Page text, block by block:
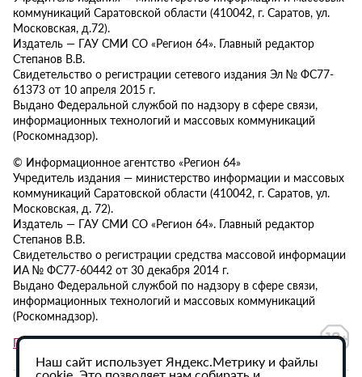
коммуникаций Саратовской области (410042, г. Саратов, ул.
Московская, д.72).
Издатель — ГАУ СМИ СО «Регион 64». Главный редактор
Степанов В.В.
Свидетельство о регистрации сетевого издания Эл № ФС77-
61373 от 10 апреля 2015 г.
Выдано Федеральной службой по надзору в сфере связи,
информационных технологий и массовых коммуникаций
(Роскомнадзор).
© Информационное агентство «Регион 64»
Учредитель издания — министерство информации и массовых
коммуникаций Саратовской области (410042, г. Саратов, ул.
Московская, д. 72).
Издатель — ГАУ СМИ СО «Регион 64». Главный редактор
Степанов В.В.
Свидетельство о регистрации средства массовой информации
ИА № ФС77-60442 от 30 декабря 2014 г.
Выдано Федеральной службой по надзору в сфере связи,
информационных технологий и массовых коммуникаций
(Роскомнадзор).
Политика в отношении обработки персональных данных
Наш сайт использует Яндекс.Метрику и файлы